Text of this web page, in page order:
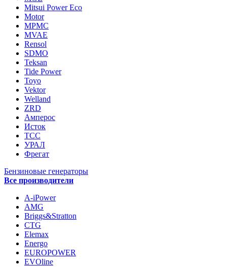
Mitsui Power Eco
Motor
MPMC
MVAE
Rensol
SDMO
Teksan
Tide Power
Toyo
Vektor
Welland
ZRD
Амперос
Исток
ТСС
УРАЛ
Фрегат
Бензиновые генераторы
Все производители
A-iPower
AMG
Briggs&Stratton
CTG
Elemax
Energo
EUROPOWER
EVOline